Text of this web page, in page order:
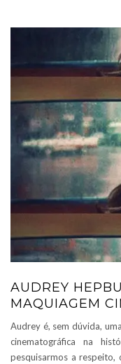
AUDREY
MAQUIAGEM
Audrey é, sem dúvida,
cinematográfica na
pesquisarmos a respeito,